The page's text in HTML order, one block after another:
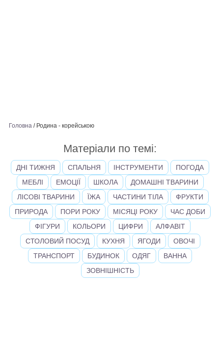
Головна / Родина - корейською
Матеріали по темі:
ДНІ ТИЖНЯ СПАЛЬНЯ ІНСТРУМЕНТИ
ПОГОДА
МЕБЛІ
ЕМОЦІЇ ШКОЛА
ДОМАШНІ ТВАРИНИ
ЛІСОВІ ТВАРИНИ
ЇЖА ЧАСТИНИ ТІЛА
ФРУКТИ
ПРИРОДА
ПОРИ РОКУ МІСЯЦІ РОКУ
ЧАС ДОБИ
ФІГУРИ
КОЛЬОРИ ЦИФРИ
АЛФАВІТ
СТОЛОВИЙ ПОСУД
КУХНЯ ЯГОДИ
ОВОЧІ
ТРАНСПОРТ
БУДИНОК ОДЯГ
ВАННА
ЗОВНІШНІСТЬ